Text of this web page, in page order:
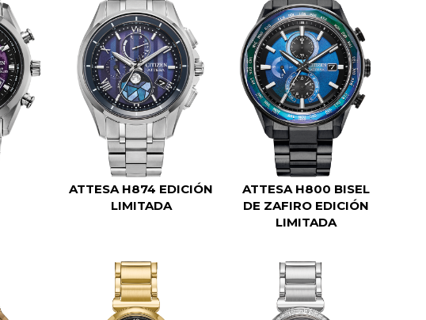
ATTESA H874 EDICIÓN
LIMITADA
ATTESA H800 BISEL
DE ZAFIRO EDICIÓN
LIMITADA